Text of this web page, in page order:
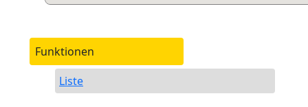
Funktionen
Liste